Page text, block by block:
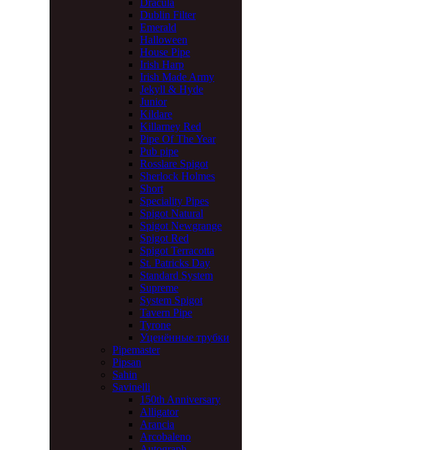
Dracula
Dublin Filter
Emerald
Halloween
House Pipe
Irish Harp
Irish Made Army
Jekyll & Hyde
Junior
Kildare
Killarney Red
Pipe Of The Year
Pub pipe
Rosslare Spigot
Sherlock Holmes
Short
Speciality Pipes
Spigot Natural
Spigot Newgrange
Spigot Red
Spigot Terracotta
St. Patricks Day
Standard System
Supreme
System Spigot
Tavern Pipe
Tyrone
Уценённые трубки
Pipemaster
Pipsan
Sahin
Savinelli
150th Anniversary
Alligator
Arancia
Arcobaleno